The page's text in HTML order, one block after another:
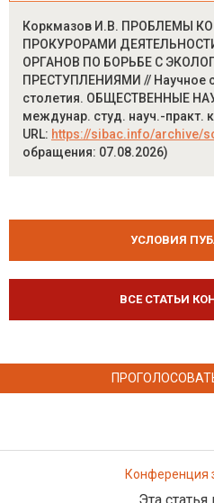
Коркмазов И.В. ПРОБЛЕМЫ
ПРОКУРОРАМИ
ОРГАНОВ ПО БОРЬБЕ С
ПРЕСТУПЛЕНИЯМИ // Научное
столетия. ОБЩЕСТВЕННЫЕ
междунар. студ. науч.-практ.
URL: https://sibac.info/archive/
обращения: 07.08.2026)
УСЛОВИЯ
ВСЕ СТАТЬИ
Конференция